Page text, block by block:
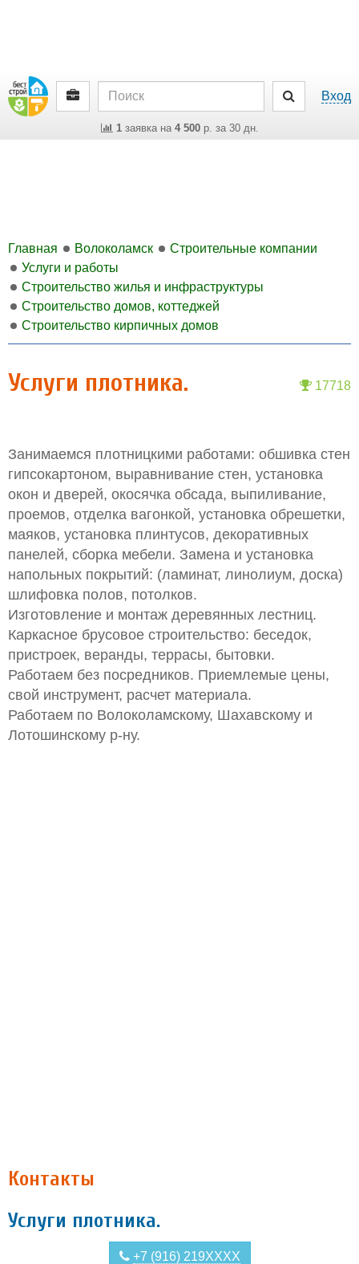
Вход
1заявка на 4 500р. за 30 дн.
Главная Волоколамск
Строительные компании
Услуги и работы
Строительство жилья и инфраструктуры
Строительство домов, коттеджей
Строительство кирпичных домов
17718
Услуги плотника.
Занимаемся плотницкими работами: обшивка стен
гипсокартоном, выравнивание стен, установка
окон и дверей, окосячка обсада, выпиливание,
проемов, отделка вагонкой, установка обрешетки,
маяков, установка плинтусов, декоративных
панелей, сборка мебели. Замена и установка
напольных покрытий: (ламинат, линолиум, доска)
шлифовка полов, потолков.
Изготовление и монтаж деревянных лестниц.
Каркасное брусовое строительство: беседок,
пристроек, веранды, террасы, бытовки.
Работаем без посредников. Приемлемые цены,
свой инструмент, расчет материала.
Работаем по Волоколамскому, Шахавскому и
Лотошинскому р-ну.
Контакты
Услуги плотника.
+7 (916) 219XXXX